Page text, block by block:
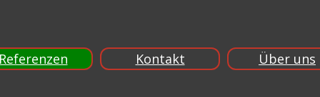
Kontakt Über uns